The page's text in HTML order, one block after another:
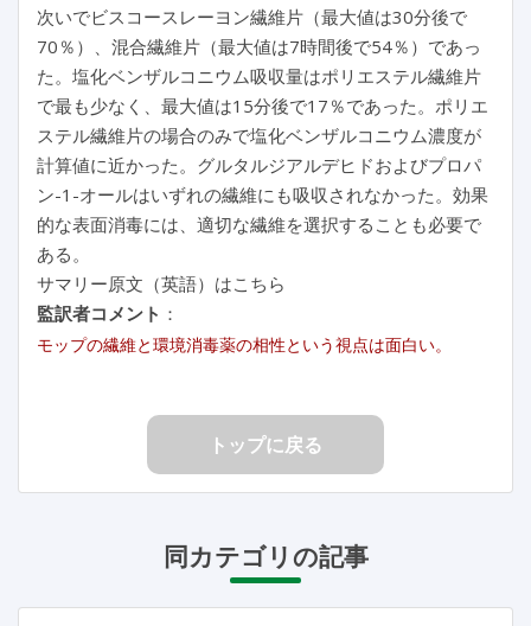
次いでビスコースレーヨン繊維片（最大値は30分後で
70％）、混合繊維片（最大値は7時間後で54％）であっ
た。塩化ベンザルコニウム吸収量はポリエステル繊維片
で最も少なく、最大値は15分後で17％であった。ポリエ
ステル繊維片の場合のみで塩化ベンザルコニウム濃度が
計算値に近かった。グルタルジアルデヒドおよびプロパ
ン-1-オールはいずれの繊維にも吸収されなかった。効果
的な表面消毒には、適切な繊維を選択することも必要で
ある。
サマリー原文（英語）はこちら
監訳者コメント ：
モップの繊維と環境消毒薬の相性という視点は面白い。
トップに戻る
同カテゴリの記事